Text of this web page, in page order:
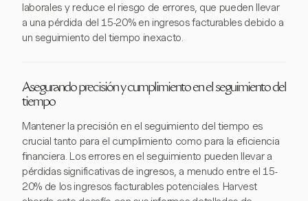
laborales y reduce el riesgo de errores, que pueden llevar
a una pérdida del 15-20% en ingresos facturables debido a
un seguimiento del tiempo inexacto.
Asegurando precisión y cumplimiento en el seguimiento del
tiempo
Mantener la precisión en el seguimiento del tiempo es
crucial tanto para el cumplimiento como para la eficiencia
financiera. Los errores en el seguimiento pueden llevar a
pérdidas significativas de ingresos, a menudo entre el 15-
20% de los ingresos facturables potenciales. Harvest